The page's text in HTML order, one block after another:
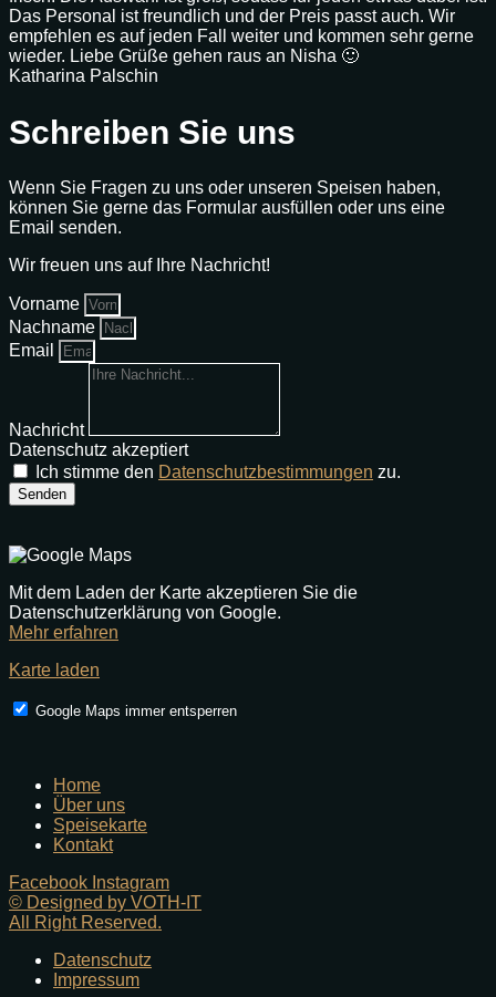
Das Personal ist freundlich und der Preis passt auch. Wir
empfehlen es auf jeden Fall weiter und kommen sehr gerne
wieder. Liebe Grüße gehen raus an Nisha 🙂
Katharina Palschin
Schreiben Sie uns
Wenn Sie Fragen zu uns oder unseren Speisen haben,
können Sie gerne das Formular ausfüllen oder uns eine
Email senden.
Wir freuen uns auf Ihre Nachricht!
Vorname
Nachname
Email
Nachricht
Datenschutz akzeptiert
Ich stimme den Datenschutzbestimmungen zu.
Senden
Mit dem Laden der Karte akzeptieren Sie die
Datenschutzerklärung von Google.
Mehr erfahren
Karte laden
Google Maps immer entsperren
Home
Über uns
Speisekarte
Kontakt
Facebook Instagram
© Designed by VOTH-IT
All Right Reserved.
Datenschutz
Impressum